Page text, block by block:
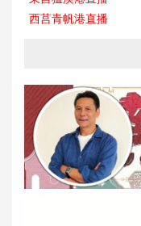
西莒青帆港直播